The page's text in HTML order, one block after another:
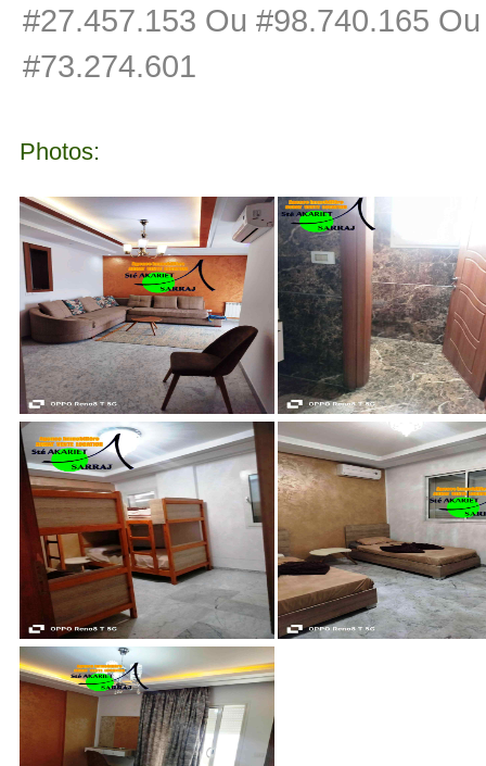
#27.457.153 Ou #98.740.165 Ou
#73.274.601
Photos: